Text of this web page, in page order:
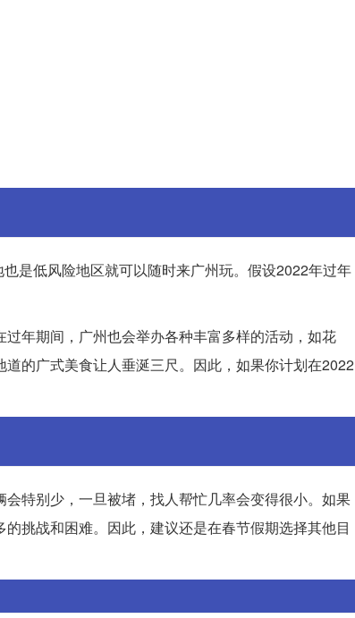
是低风险地区就可以随时来广州玩。假设2022年过年
年期间，广州也会举办各种丰富多样的活动，如花
的广式美食让人垂涎三尺。因此，如果你计划在2022
特别少，一旦被堵，找人帮忙几率会变得很小。如果
挑战和困难。因此，建议还是在春节假期选择其他目